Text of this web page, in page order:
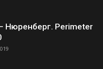
Нюренберг. Perimeter